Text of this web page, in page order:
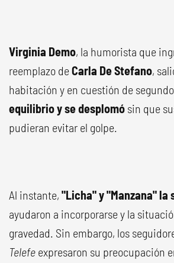
Virginia Demo, la humorista que
reemplazo deCarla De Stefano,
habitación y en cuestión de
equilibrio y se desplomó sin que
pudieran evitar el golpe.
Al instante, "Licha" y "Manzana" la
ayudaron a incorporarse y la
gravedad. Sin embargo, los
Telefe expresaron su preocupación